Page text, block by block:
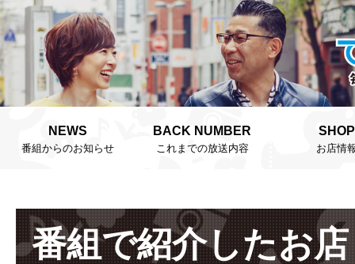
NEWS
番組からのお知らせ
BACK NUMBER
これまでの放送内容
SHOP
お店情
番組で紹介したお店